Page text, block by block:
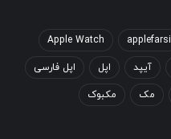
applefarsi
Apple Watch
آیپد اپل اپل فارسی
مک مکبوک